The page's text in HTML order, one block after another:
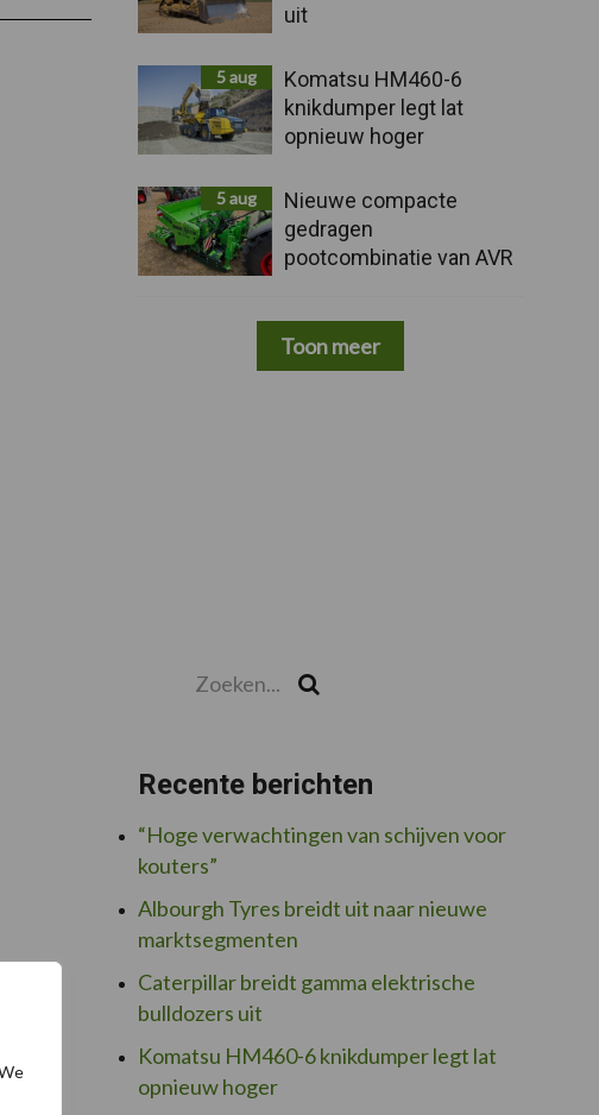
uit
5 aug
Komatsu HM460-6
knikdumper legt lat
opnieuw hoger
5 aug
Nieuwe compacte
gedragen
pootcombinatie van AVR
Toon meer
Recente berichten
“Hoge verwachtingen van schijven voor
kouters”
Albourgh Tyres breidt uit naar nieuwe
marktsegmenten
Caterpillar breidt gamma elektrische
bulldozers uit
Komatsu HM460-6 knikdumper legt lat
opnieuw hoger